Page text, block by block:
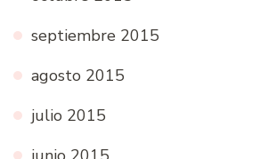
septiembre 2015
agosto 2015
julio 2015